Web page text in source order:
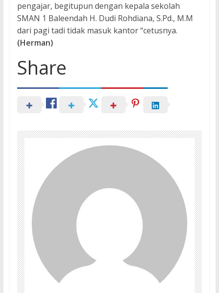
pengajar, begitupun dengan kepala sekolah
SMAN 1 Baleendah H. Dudi Rohdiana, S.Pd., M.M
dari pagi tadi tidak masuk kantor “cetusnya.
(Herman)
Share